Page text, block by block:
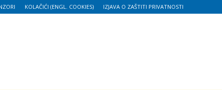
KOLAČIĆI (ENGL. COOKIES) IZJAVA O ZAŠTITI PRIVATNOSTI